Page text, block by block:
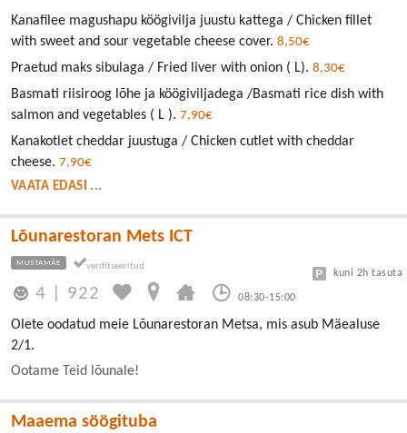
Kanafilee magushapu köögivilja juustu kattega / Chicken fillet
with sweet and sour vegetable cheese cover. 8,50€
Praetud maks sibulaga / Fried liver with onion ( L). 8,30€
Basmati riisiroog lõhe ja köögiviljadega /Basmati rice dish with
salmon and vegetables ( L ). 7,90€
Kanakotlet cheddar juustuga / Chicken cutlet with cheddar
cheese. 7,90€
VAATA EDASI ...
Lõunarestoran Mets ICT
MUSTAMÄE
4 922 08:30-15:00
kuni 2h tasuta
Olete oodatud meie Lõunarestoran Metsa, mis asub Mäealuse
2/1.
Ootame Teid lõunale!
Maaema söögituba